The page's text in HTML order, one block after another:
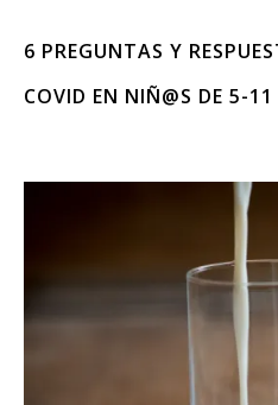
6 PREGUNTAS Y
COVID EN NIÑ@S DE 5-